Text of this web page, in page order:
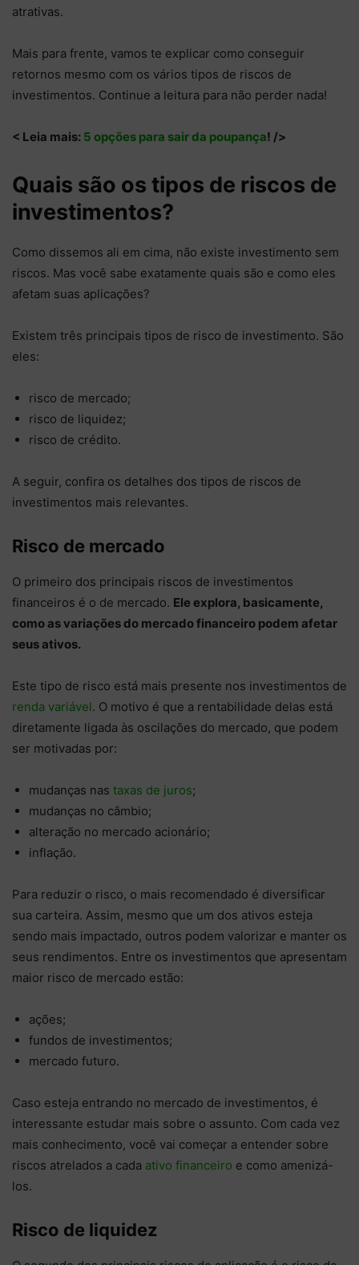
atrativas.
Mais para frente, vamos te explicar como conseguir
retornos mesmo com os vários tipos de riscos de
investimentos. Continue a leitura para não perder nada!
< Leia mais: 5 opções para sair da poupança! />
Quais são os tipos de riscos de
investimentos?
Como dissemos ali em cima, não existe investimento sem
riscos. Mas você sabe exatamente quais são e como eles
afetam suas aplicações?
Existem três principais tipos de risco de investimento. São
eles:
risco de mercado;
risco de liquidez;
risco de crédito.
A seguir, confira os detalhes dos tipos de riscos de
investimentos mais relevantes.
Risco de mercado
O primeiro dos principais riscos de investimentos
financeiros é o de mercado. Ele explora, basicamente,
como as variações do mercado financeiro podem afetar
seus ativos.
Este tipo de risco está mais presente nos investimentos de
renda variável. O motivo é que a rentabilidade delas está
diretamente ligada às oscilações do mercado, que podem
ser motivadas por:
mudanças nas taxas de juros;
mudanças no câmbio;
alteração no mercado acionário;
inflação.
Para reduzir o risco, o mais recomendado é diversificar
sua carteira. Assim, mesmo que um dos ativos esteja
sendo mais impactado, outros podem valorizar e manter os
seus rendimentos. Entre os investimentos que apresentam
maior risco de mercado estão:
ações;
fundos de investimentos;
mercado futuro.
Caso esteja entrando no mercado de investimentos, é
interessante estudar mais sobre o assunto. Com cada vez
mais conhecimento, você vai começar a entender sobre
riscos atrelados a cada ativo financeiro e como amenizá-
los.
Risco de liquidez